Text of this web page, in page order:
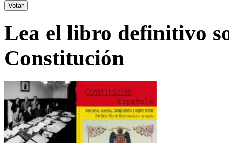
Lea el libro definitivo
Constitución